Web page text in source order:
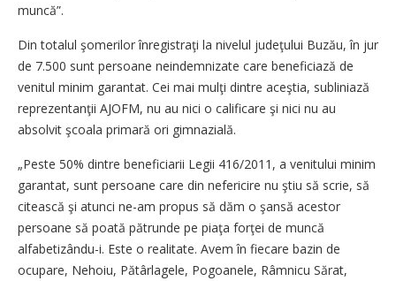
muncă”.
Din totalul şomerilor înregistraţi la nivelul judeţului Buzău, în jur
de 7.500 sunt persoane neindemnizate care beneficiază de
venitul minim garantat. Cei mai mulţi dintre aceştia, subliniază
reprezentanţii AJOFM, nu au nici o calificare şi nici nu au
absolvit şcoala primară ori gimnazială.
„Peste 50% dintre beneficiarii Legii 416/2011, a venitului minim
garantat, sunt persoane care din nefericire nu ştiu să scrie, să
citească şi atunci ne-am propus să dăm o şansă acestor
persoane să poată pătrunde pe piaţa forţei de muncă
alfabetizându-i. Este o realitate. Avem în fiecare bazin de
ocupare, Nehoiu, Pătârlagele, Pogoanele, Râmnicu Sărat,